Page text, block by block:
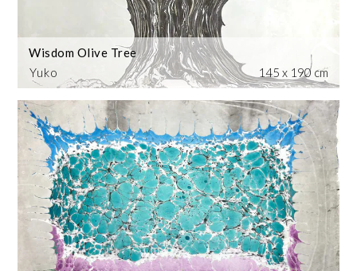
Yuko
Wisdom Olive Tree
145 x 190 cm